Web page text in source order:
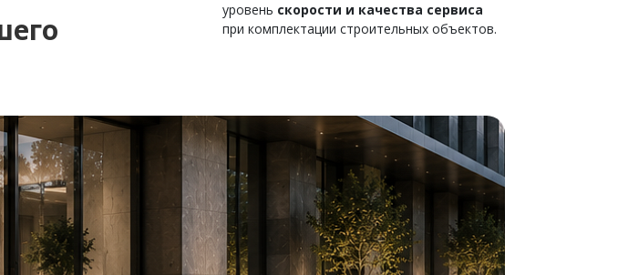
уровень скорости и качества сервиса
при комплектации строительных объектов.